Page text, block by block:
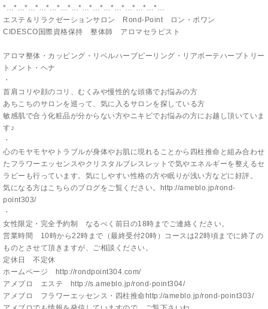
*…*…*…*…*…*…*…*…*…*…*…*…*…*…*…
エステ＆リラクゼーションサロン Rond-Point ロン・ポワン
CIDESCO国際資格保持 整体師 アロマセラピスト
アロマ整体・カッピング・リベルハーブピーリング・リアボーテハーブトリー
トメント・ヘナ
・
首肩コリや顔のコリ、むくみや慢性的な頭痛でお悩みの方
あちこちのサロンを巡って、気に入るサロンを探している方
敏感肌で合う化粧品が分からない方やニキビでお悩みの方にお越し頂いていま
す♪
・
心のモヤモヤやトラブルが身体やお肌に現れることから四柱推命と組み合わせ
たフラワーエッセンスやクリスタルブレスレットで気やエネルギーを整えるセ
ラピーも行っています。気にしやすい性格の方や眠りが浅い方などに好評。
気になる方はこちらのブログをご覧ください。
http://ameblo.jp/rond-
point303/
・
女性限定・完全予約制 なるべく前日の18時までご連絡ください。
営業時間 10時から22時まで（最終受付20時）コースは22時頃までに終了の
ものとさせて頂きますが、ご相談ください。
定休日 不定休
ホームページ
http://rondpoint304.com/
アメブロ エステ
http://s.ameblo.jp/rond-point304/
アメブロ フラワーエッセンス・四柱推命 http://ameblo.jp/rond-point303/